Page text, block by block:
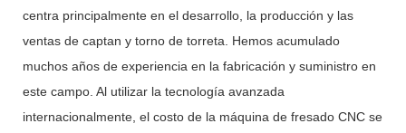
centra principalmente en el desarrollo, la producción y las
ventas de captan y torno de torreta. Hemos acumulado
muchos años de experiencia en la fabricación y suministro en
este campo. Al utilizar la tecnología avanzada
internacionalmente, el costo de la máquina de fresado CNC se